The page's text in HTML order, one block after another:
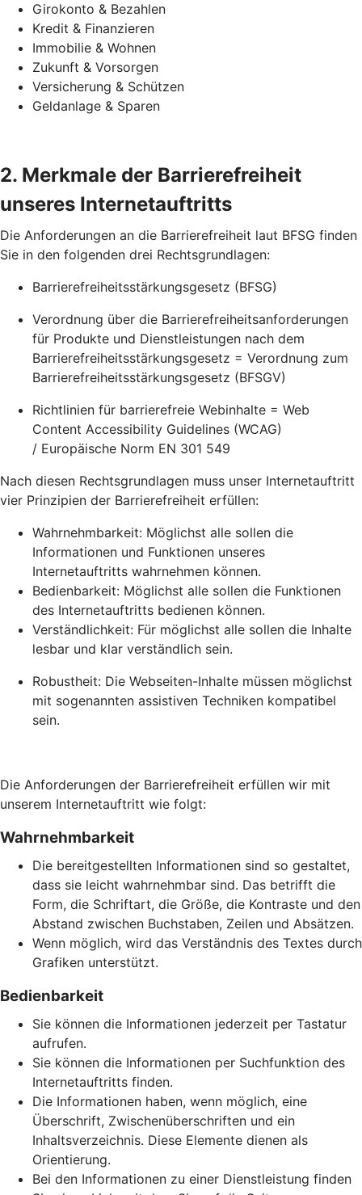
Girokonto & Bezahlen
Kredit & Finanzieren
Immobilie & Wohnen
Zukunft & Vorsorgen
Versicherung & Schützen
Geldanlage & Sparen
2. Merkmale der Barrierefreiheit
unseres Internetauftritts
Die Anforderungen an die Barrierefreiheit laut BFSG finden
Sie in den folgenden drei Rechtsgrundlagen:
Barrierefreiheitsstärkungsgesetz (BFSG)
Verordnung über die Barrierefreiheitsanforderungen
für Produkte und Dienstleistungen nach dem
Barrierefreiheitsstärkungsgesetz = Verordnung zum
Barrierefreiheitsstärkungsgesetz (BFSGV)
Richtlinien für barrierefreie Webinhalte = Web
Content Accessibility Guidelines (WCAG)
/ Europäische Norm EN 301 549
Nach diesen Rechtsgrundlagen muss unser Internetauftritt
vier Prinzipien der Barrierefreiheit erfüllen:
Wahrnehmbarkeit: Möglichst alle sollen die
Informationen und Funktionen unseres
Internetauftritts wahrnehmen können.
Bedienbarkeit: Möglichst alle sollen die Funktionen
des Internetauftritts bedienen können.
Verständlichkeit: Für möglichst alle sollen die Inhalte
lesbar und klar verständlich sein.
Robustheit: Die Webseiten-Inhalte müssen möglichst
mit sogenannten assistiven Techniken kompatibel
sein.
Die Anforderungen der Barrierefreiheit erfüllen wir mit
unserem Internetauftritt wie folgt:
Wahrnehmbarkeit
Die bereitgestellten Informationen sind so gestaltet,
dass sie leicht wahrnehmbar sind. Das betrifft die
Form, die Schriftart, die Größe, die Kontraste und den
Abstand zwischen Buchstaben, Zeilen und Absätzen.
Wenn möglich, wird das Verständnis des Textes durch
Grafiken unterstützt.
Bedienbarkeit
Sie können die Informationen jederzeit per Tastatur
aufrufen.
Sie können die Informationen per Suchfunktion des
Internetauftritts finden.
Die Informationen haben, wenn möglich, eine
Überschrift, Zwischenüberschriften und ein
Inhaltsverzeichnis. Diese Elemente dienen als
Orientierung.
Bei den Informationen zu einer Dienstleistung finden